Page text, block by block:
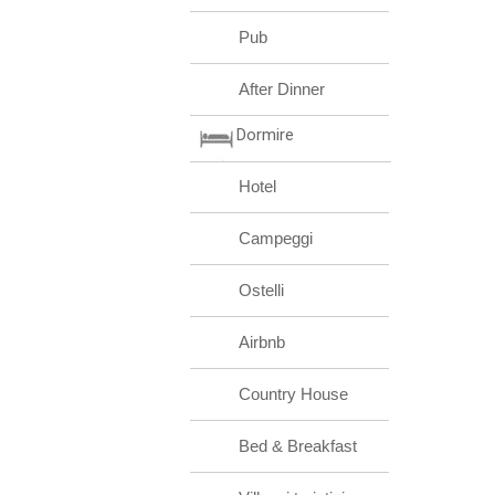
Pub
After Dinner
Dormire
Hotel
Campeggi
Ostelli
Airbnb
Country House
Bed & Breakfast